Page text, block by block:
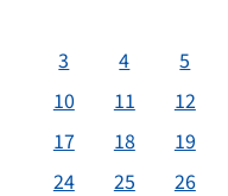
3
4 5
10
11 12
17
18 19
24
25 26